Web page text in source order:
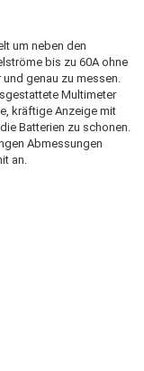
um neben den
bis zu 60A ohne
genau zu messen.
Multimeter
kräftige Anzeige mit
Batterien zu schonen.
Abmessungen
an.